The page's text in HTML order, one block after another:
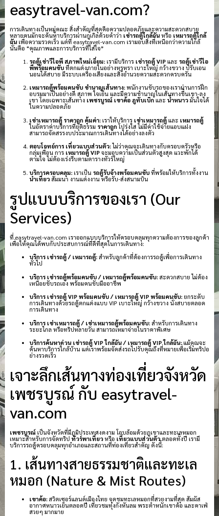
easytravel-van.com?
การเดินทางเป็นหมู่คณะ สิ่งสำคัญที่สุดคือความปลอดภัยและความสะดวกสบาย
หลายคนมักจะค้นหาบริการผ่านกูเกิลด้วยคำว่า เช่ารถตู้ใกล้ฉันหรือ เหมารถตู้ใกล้
ฉันเพื่อความรวดเร็ว แต่ที่ easytravel-van.com เรามอบสิ่งที่เหนือกว่าความใกล้
นั่นคือ “คุณภาพและการบริการที่ใส่ใจ”
รถตู้เช่าวีไอพี สภาพใหม่เอี่ยม:เรามีบริการ เช่ารถตู้ VIPและ รถตู้เช่าวีไอ
พีพร้อมคนขับที่ตกแต่งภายในอย่างหรูหรา เบาะใหญ่ กว้างขวาง ปรับเอน
นอนได้สบาย มีระบบเครื่องเสียงและสิ่งอำนวยความสะดวกครบครัน
เหมารถตู้พร้อมคนขับ ชำนาญเส้นทาง:พนักงานขับรถของเราผ่านการฝึก
อบรมมาเป็นอย่างดี สุภาพ ใจเย็น และมีความชำนาญในเส้นทางขึ้นเขา-ลง
เขา โดยเฉพาะเส้นทาง เพชรบูรณ์ เขาค้อภูทับเบิกและ น้ำหนาวมั่นใจได้
ในความปลอดภัย
เช่าเหมารถตู้ ราคาถูก คุ้มค่า:เราให้บริการ เช่าเหมารถตู้และ เหมารถตู้
ในอัตราค่าบริการที่ยุติธรรม ราคาถูกโปร่งใส ไม่มีค่าใช้จ่ายแอบแฝง
สามารถจัดสรรงบประมาณการเดินทางได้อย่างลงตัว
ตอบโจทย์การ เที่ยวแบบส่วนตัว:ไม่ว่าคุณจะเดินทางกับครอบครัวหรือ
กลุ่มเพื่อน การ เหมารถตู้ VIPจะมอบความเป็นส่วนตัวสูงสุด แวะพักได้
ตามใจ ไม่ต้องเร่งรีบตามตารางทัวร์ใหญ่
บริการครอบคลุม:เราเป็น รถตู้รับจ้างพร้อมคนขับที่พร้อมให้บริการทั้งงาน
นำเที่ยวสัมมนา งานแต่งงาน หรือรับ-ส่งสนามบิน
รูปแบบบริการของเรา (Our
Services)
ที่ easytravel-van.com เราออกแบบบริการให้ครอบคลุมทุกความต้องการของลูกค้า
เพื่อให้คุณได้พบกับประสบการณ์ที่ดีที่สุดในการเดินทาง:
บริการ เช่ารถตู้ / เหมารถตู้:สำหรับลูกค้าที่ต้องการรถตู้เพื่อการเดินทาง
ทั่วไป
บริการ เช่ารถตู้พร้อมคนขับ / เหมารถตู้พร้อมคนขับ:สะดวกสบาย ไม่ต้อง
เหนื่อยขับรถเอง พร้อมคนขับมืออาชีพ
บริการ เช่ารถตู้ VIP พร้อมคนขับ / เหมารถตู้ VIP พร้อมคนขับ: ยกระดับ
การเดินทางด้วยรถตู้ตกแต่งแบบ VIP เบาะใหญ่ กว้างขวาง นั่งสบายตลอด
การเดินทาง
บริการ เช่าเหมารถตู้ / เช่าเหมารถตู้พร้อมคนขับ:สำหรับการเดินทาง
ระยะไกล หรือทริปหลายวัน สามารถเหมาจ่ายในราคาพิเศษ
บริการค้นหาด่วน เช่ารถตู้ VIP ใกล้ฉัน / เหมารถตู้ VIP ใกล้ฉัน:แม้คุณจะ
ค้นหาบริการใกล้บ้าน แต่เราพร้อมจัดส่งรถไปรับคุณถึงที่หมายเพื่อเริ่มทริปอ
ย่างรวดเร็ว
เจาะลึกเส้นทางท่องเที่ยวจังหวัด
เพชรบูรณ์ กับ easytravel-
van.com
เพชรบูรณ์เป็นจังหวัดที่มีภูมิประเทศงดงาม โอบล้อมด้วยภูเขาและทะเลหมอก
เหมาะสำหรับการจัดทริป ทัวร์พาเที่ยวหรือ เที่ยวแบบส่วนตัวตลอดทั้งปี เรามี
บริการรถตู้ครอบคลุมทุกอำเภอและสถานที่ท่องเที่ยวสำคัญ ดังนี้:
1. เส้นทางสายธรรมชาติและทะเล
หมอก (Nature & Mist Routes)
เขาค้อ:สวิตเซอร์แลนด์เมืองไทย จุดชมทะเลหมอกที่สวยงามที่สุด สัมผัส
อากาศหนาวเย็นตลอดปี เที่ยวชมทุ่งกังหันลม พระตำหนักเขาค้อ และคาเฟ่
สวยๆ มากมาย